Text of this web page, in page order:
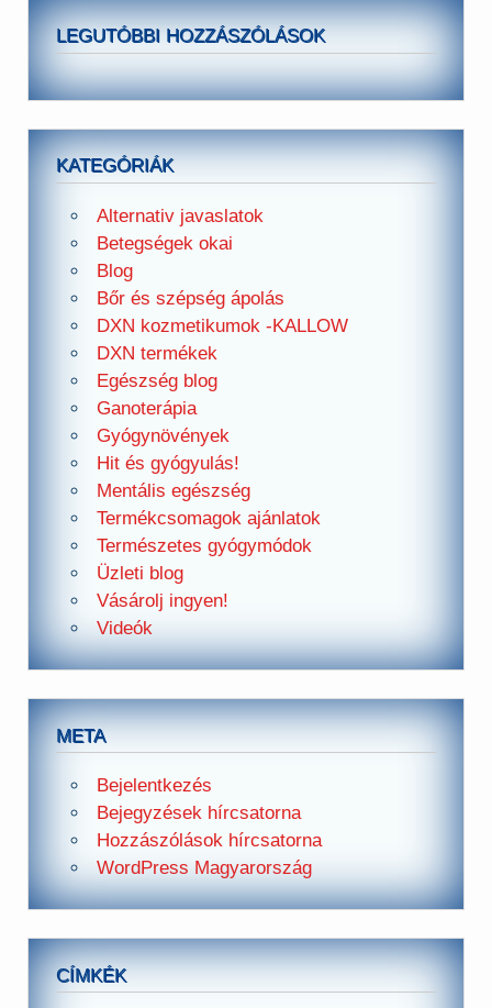
LEGUTÓBBI HOZZÁSZÓLÁSOK
KATEGÓRIÁK
Alternativ javaslatok
Betegségek okai
Blog
Bőr és szépség ápolás
DXN kozmetikumok -KALLOW
DXN termékek
Egészség blog
Ganoterápia
Gyógynövények
Hit és gyógyulás!
Mentális egészség
Termékcsomagok ajánlatok
Természetes gyógymódok
Üzleti blog
Vásárolj ingyen!
Videók
META
Bejelentkezés
Bejegyzések hírcsatorna
Hozzászólások hírcsatorna
WordPress Magyarország
CÍMKÉK